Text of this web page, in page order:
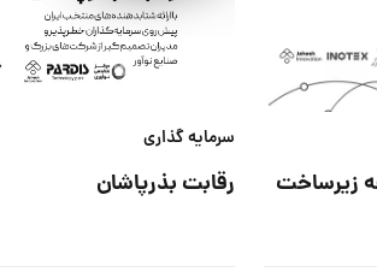
زیرساخت
سرمایه گذاری
رقابت بذرپاشان